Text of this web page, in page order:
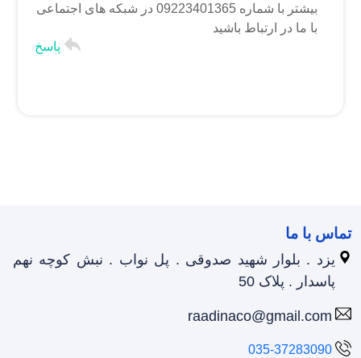
بیشتر با شماره 09223401365 در شبکه های اجتماعی
با ما در ارتباط باشید
پاسخ
تماس با ما
یزد . بلوار شهید صدوقی . پل نواب . نبش کوچه نهم
پاسدار . پلاک 50
raadinaco@gmail.com
035-37283090